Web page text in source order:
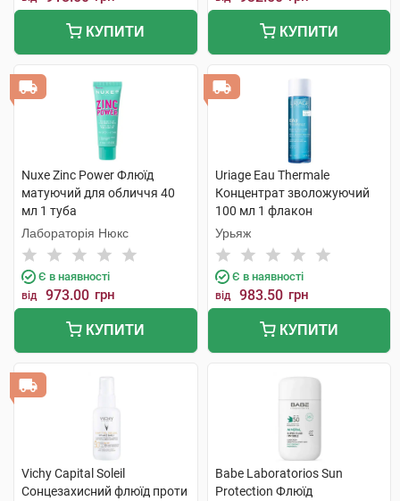
КУПИТИ КУПИТИ
Nuxe Zinc Power Флюїд
матуючий для обличчя 40
мл 1 туба
Лабораторія Нюкс
Є в наявності
від 973.00 грн
КУПИТИ
Uriage Eau Thermale
Концентрат зволожуючий
100 мл 1 флакон
Урьяж
Є в наявності
від 983.50 грн
КУПИТИ
Vichy Capital Soleil
Сонцезахисний флюїд проти
Babe Laboratorios Sun
Protection Флюїд